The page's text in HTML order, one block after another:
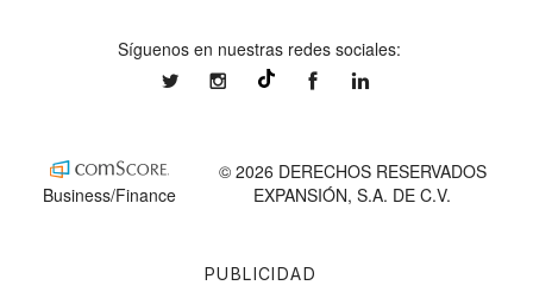
PUBLICIDAD
Síguenos en nuestras redes sociales:
expansionmxexpansionmx ExpansionMex
Business/Finance
© 2026 DERECHOS RESERVADOS
EXPANSIÓN, S.A. DE C.V.